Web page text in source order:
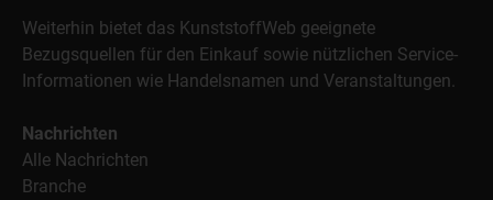
Weiterhin bietet das KunststoffWeb geeignete
Bezugsquellen für den Einkauf sowie nützlichen Service-
Informationen wie Handelsnamen und Veranstaltungen.
Nachrichten
Alle Nachrichten
Branche